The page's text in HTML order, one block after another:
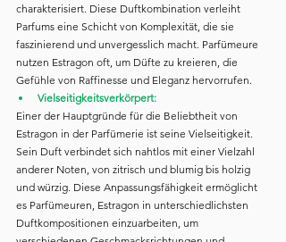
charakterisiert. Diese Duftkombination verleiht
Parfums eine Schicht von Komplexität, die sie
faszinierend und unvergesslich macht. Parfümeure
nutzen Estragon oft, um Düfte zu kreieren, die
Gefühle von Raffinesse und Eleganz hervorrufen.
Vielseitigkeitsverkörpert:
Einer der Hauptgründe für die Beliebtheit von
Estragon in der Parfümerie ist seine Vielseitigkeit.
Sein Duft verbindet sich nahtlos mit einer Vielzahl
anderer Noten, von zitrisch und blumig bis holzig
und würzig. Diese Anpassungsfähigkeit ermöglicht
es Parfümeuren, Estragon in unterschiedlichsten
Duftkompositionen einzuarbeiten, um